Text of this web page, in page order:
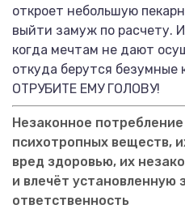
откроет небольшую
выйти замуж по расчету.
когда мечтам не дают
откуда берутся безумные
ОТРУБИТЕ ЕМУ ГОЛОВУ!
Незаконное
психотропных веществ,
вред здоровью, их
и влечёт установленную
ответственность